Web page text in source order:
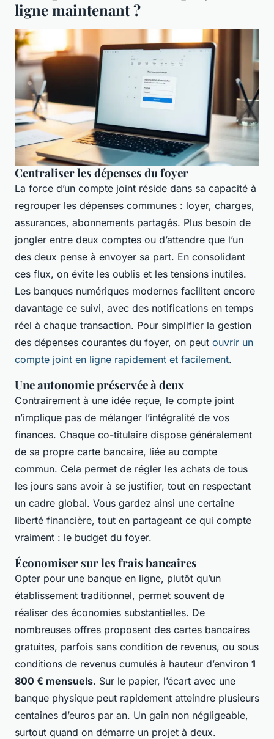
ligne maintenant ?
Centraliser les dépenses du foyer
La force d’un compte joint réside dans sa capacité à
regrouper les dépenses communes : loyer, charges,
assurances, abonnements partagés. Plus besoin de
jongler entre deux comptes ou d’attendre que l’un
des deux pense à envoyer sa part. En consolidant
ces flux, on évite les oublis et les tensions inutiles.
Les banques numériques modernes facilitent encore
davantage ce suivi, avec des notifications en temps
réel à chaque transaction. Pour simplifier la gestion
des dépenses courantes du foyer, on peut ouvrir un
compte joint en ligne rapidement et facilement.
Une autonomie préservée à deux
Contrairement à une idée reçue, le compte joint
n’implique pas de mélanger l’intégralité de vos
finances. Chaque co-titulaire dispose généralement
de sa propre carte bancaire, liée au compte
commun. Cela permet de régler les achats de tous
les jours sans avoir à se justifier, tout en respectant
un cadre global. Vous gardez ainsi une certaine
liberté financière, tout en partageant ce qui compte
vraiment : le budget du foyer.
Économiser sur les frais bancaires
Opter pour une banque en ligne, plutôt qu’un
établissement traditionnel, permet souvent de
réaliser des économies substantielles. De
nombreuses offres proposent des cartes bancaires
gratuites, parfois sans condition de revenus, ou sous
conditions de revenus cumulés à hauteur d’environ 1
800 € mensuels. Sur le papier, l’écart avec une
banque physique peut rapidement atteindre plusieurs
centaines d’euros par an. Un gain non négligeable,
surtout quand on démarre un projet à deux.